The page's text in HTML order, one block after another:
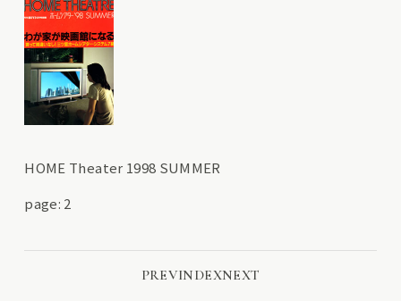
HOME Theater 1998 SUMMER
page: 2
PREVINDEXNEXT